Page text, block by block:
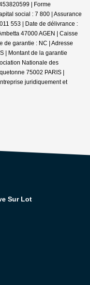
| Forme
social : 7 800 | Assurance
553 | Date de délivrance :
47000 AGEN | Caisse
de garantie : NC | Adresse
| Montant de la garantie
Nationale des
75002 PARIS |
juridiquement et
Sur Lot